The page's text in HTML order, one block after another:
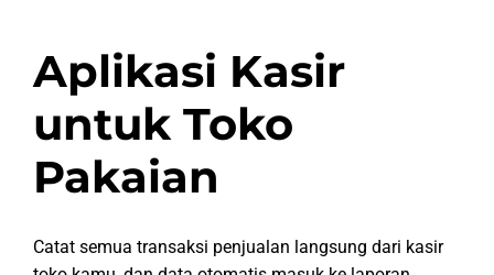
Aplikasi Kasir
untuk Toko
Pakaian
Catat semua transaksi penjualan langsung dari kasir